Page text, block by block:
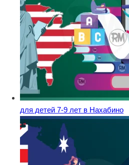
для детей 7-9 лет в Нахабино